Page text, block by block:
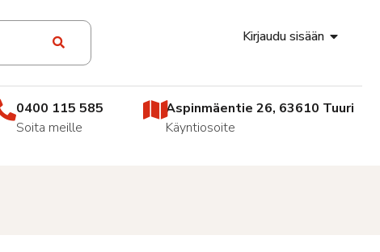
Kirjaudu sisään
0400 115 585
Soita meille
Aspinmäentie 26, 63610 Tuuri
Käyntiosoite